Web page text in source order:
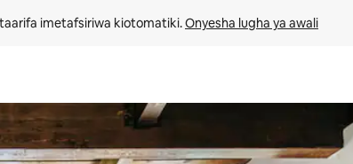
taarifa imetafsiriwa kiotomatiki. Onyesha lugha ya awali